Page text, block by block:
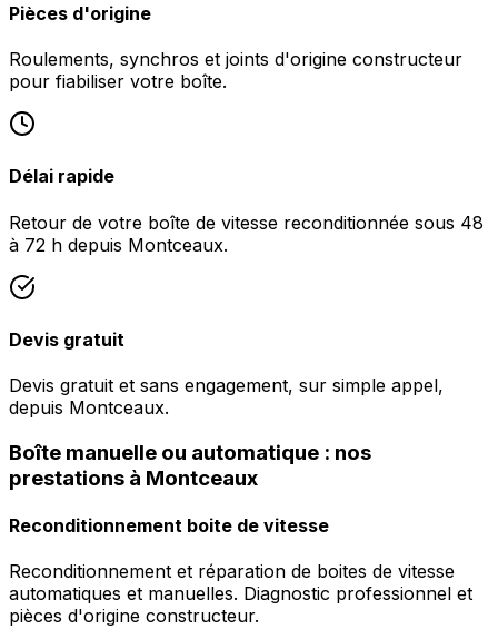
Pièces d'origine
Roulements, synchros et joints d'origine constructeur
pour fiabiliser votre boîte.
Délai rapide
Retour de votre boîte de vitesse reconditionnée sous 48
à 72 h depuis Montceaux.
Devis gratuit
Devis gratuit et sans engagement, sur simple appel,
depuis Montceaux.
Boîte manuelle ou automatique : nos
prestations à Montceaux
Reconditionnement boite de vitesse
Reconditionnement et réparation de boites de vitesse
automatiques et manuelles. Diagnostic professionnel et
pièces d'origine constructeur.